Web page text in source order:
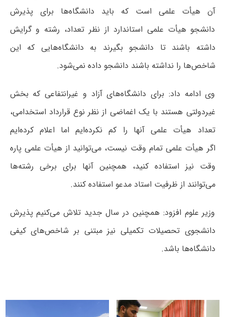
آن هیأت علمی است که باید دانشگاه‌ها برای پذیرش
دانشجو هیأت علمی استاندارد از نظر تعداد، رشته و گرایش
داشته باشند تا دانشجو بگیرند به دانشگاه‌هایی که این
شاخص‌ها را نداشته باشند دانشجو داده نمی‌شود.
وی ادامه داد: برای دانشگاه‌های آزاد و غیرانتفاعی که بخش
غیردولتی هستند با یک اغماضی از نظر نوع قرارداد استخدامی،
تعداد هیأت علمی آنها را کم نکرده‌ایم اما اعلام کرده‌ایم
اگر هیأت علمی تمام وقت نیست، می‌توانید از هیأت علمی پاره
وقت نیز استفاده کنید، همچنین آنها برای برخی رشته‌ها
می‌توانند از ظرفیت استاد مدعو استفاده کنند.
وزیر علوم افزود: همچنین در سال جدید تلاش می‌کنیم پذیرش
دانشجوی تحصیلات تکمیلی نیز مبتنی بر شاخص‌های کیفی
دانشگاه‌ها باشد.